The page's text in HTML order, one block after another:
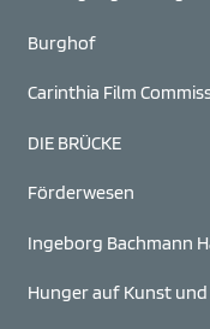
Burghof
Carinthia Film
DIE BRÜCKE
Förderwesen
Ingeborg Bachmann
Hunger auf Kunst